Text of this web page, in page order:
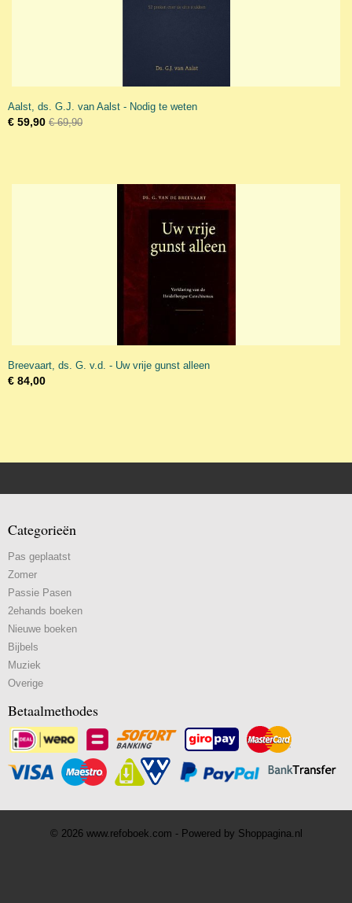
Aalst, ds. G.J. van Aalst - Nodig te weten
€ 59,90 € 69,90
Breevaart, ds. G. v.d. - Uw vrije gunst alleen
€ 84,00
Categorieën
Pas geplaatst
Zomer
Passie Pasen
2ehands boeken
Nieuwe boeken
Bijbels
Muziek
Overige
Betaalmethodes
© 2026 www.refoboek.com - Powered by Shoppagina.nl